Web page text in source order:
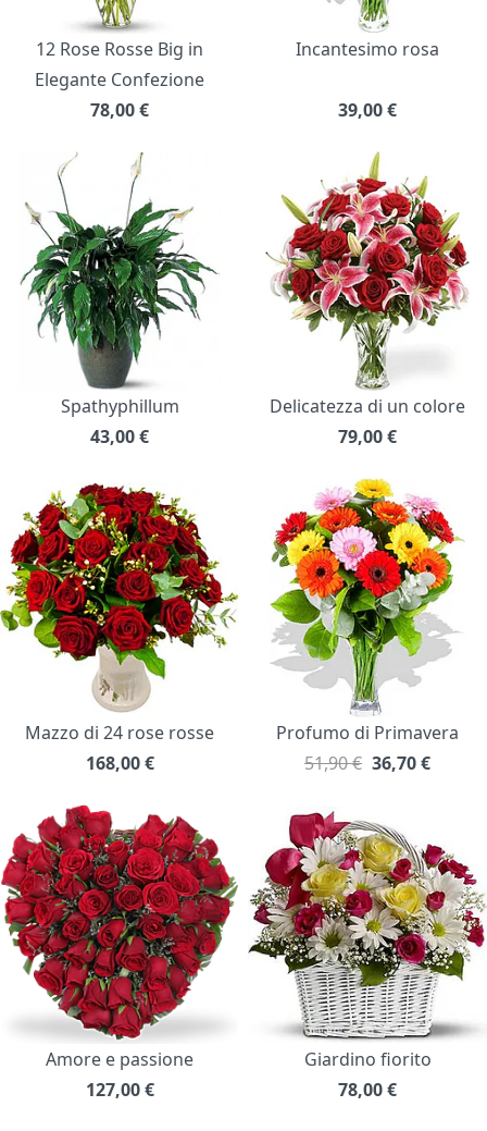
12 Rose Rosse Big in
Elegante Confezione
78,00€
Incantesimo rosa
39,00€
Spathyphillum
43,00€
Delicatezza di un colore
79,00€
Mazzo di 24 rose rosse
168,00 €
Profumo di Primavera
51,90 € 36,70€
Amore e passione
127,00 €
Giardino fiorito
78,00€